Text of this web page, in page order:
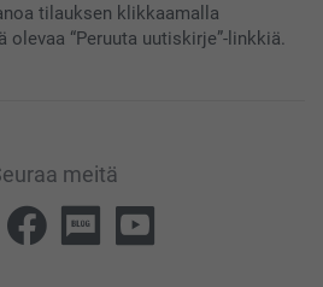
tilauksen klikkaamalla
“Peruuta uutiskirje”-linkkiä.
meitä